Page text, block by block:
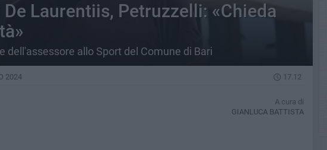
Laurentiis, Petruzzelli: «Chieda
dell'assessore allo Sport del Comune di Bari
2024 17.12
A cura di
GIANLUCA BATTISTA